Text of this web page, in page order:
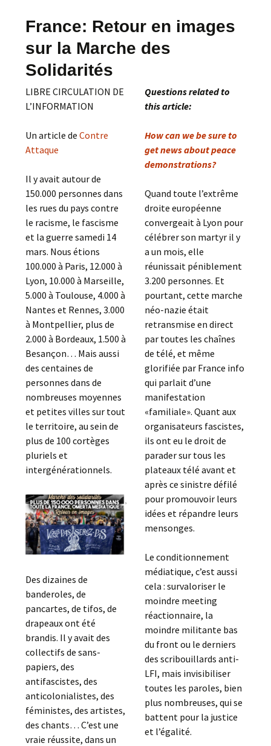
France: Retour en images
sur la Marche des
Solidarités
LIBRE CIRCULATION DE
L’INFORMATION
Un article deContre
Attaque
Il y avait autour de
150.000 personnes dans
les rues du pays contre
le racisme, le fascisme
et la guerre samedi 14
mars. Nous étions
100.000 à Paris, 12.000 à
Lyon, 10.000 à Marseille,
5.000 à Toulouse, 4.000 à
Nantes et Rennes, 3.000
à Montpellier, plus de
2.000 à Bordeaux, 1.500 à
Besançon… Mais aussi
des centaines de
personnes dans de
nombreuses moyennes
et petites villes sur tout
le territoire, au sein de
plus de 100 cortèges
pluriels et
intergénérationnels.
Des dizaines de
banderoles, de
pancartes, de tifos, de
drapeaux ont été
brandis. Il y avait des
collectifs de sans-
papiers, des
antifascistes, des
anticolonialistes, des
féministes, des artistes,
des chants… C’est une
vraie réussite, dans un
Questions related to
this article:
How can we be sure to
get news about peace
demonstrations?
Quand toute l’extrême
droite européenne
convergeait à Lyon pour
célébrer son martyr il y
a un mois, elle
réunissait péniblement
3.200 personnes. Et
pourtant, cette marche
néo-nazie était
retransmise en direct
par toutes les chaînes
de télé, et même
glorifiée par France info
qui parlait d’une
manifestation
«familiale». Quant aux
organisateurs fascistes,
ils ont eu le droit de
parader sur tous les
plateaux télé avant et
après ce sinistre défilé
pour promouvoir leurs
idées et répandre leurs
mensonges.
Le conditionnement
médiatique, c’est aussi
cela : survaloriser le
moindre meeting
réactionnaire, la
moindre militante bas
du front ou le derniers
des scribouillards anti-
LFI, mais invisibiliser
toutes les paroles, bien
plus nombreuses, qui se
battent pour la justice
et l’égalité.